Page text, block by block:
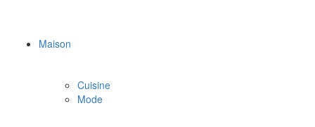
Maison
Cuisine
Mode